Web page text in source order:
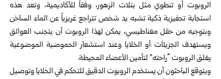
الروبوت أو تنطوي مثل بتلات الزهور، وفقاً للأكاديمية، وتعد هذه
استجابة تحفيزية ذكية تشبه يد شخص تتراجع غريزياً عن الماء الساخن
وبتوجيه من حقل مغناطيسي، يمكن لهذا الروبوت أن يتجنب العوائق
ويستهدف الجزيئات أو الخلايا وعند استشعار الحموضية الموضوعية
يغلق الروبوت “راحته” لتأمين الأعضاء المحيطة.
ويتوقع الباحثون أن يستخدم الروبوت الدقيق للتحكم في الخلايا وتوصيل